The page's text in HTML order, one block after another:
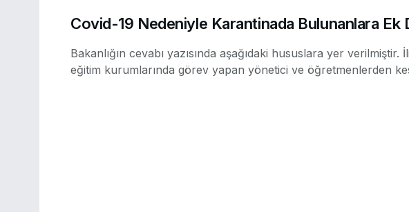
Covid-19 Nedeniyle Karantinada Bulunanlara Ek
Bakanlığın cevabı yazısında aşağıdaki hususlara yer
eğitim kurumlarında görev yapan yönetici ve öğretmenlerden